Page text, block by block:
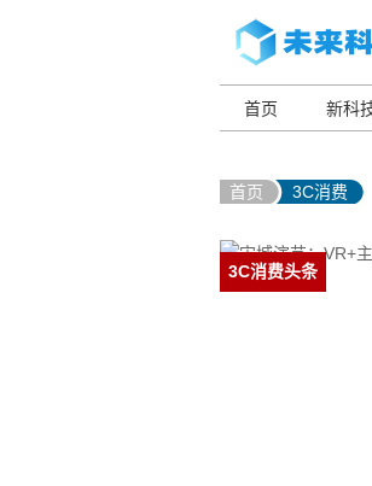
首页 新科
首页 3C消费
3C消费头条